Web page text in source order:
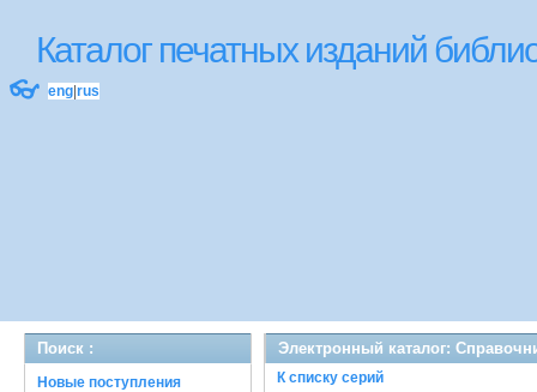
Каталог печатных изданий
👓 eng rus
Поиск :
Новые поступления
Электронный каталог:
К списку серий